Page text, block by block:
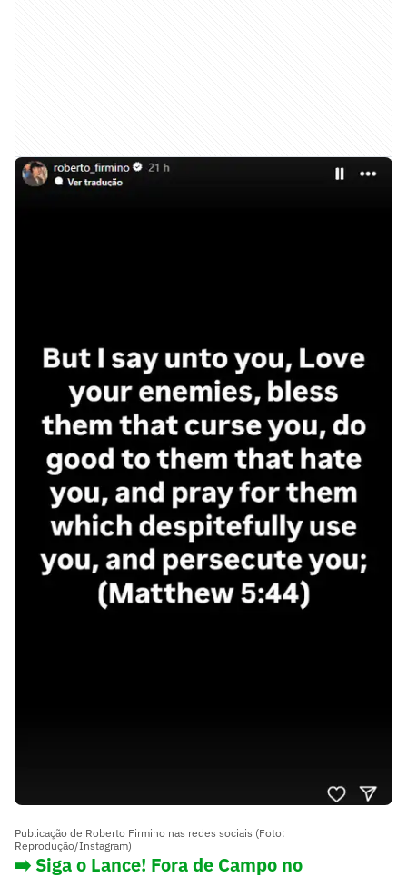
Publicação de Roberto Firmino nas redes sociais (Foto:
Reprodução/Instagram)
➡️ Siga o Lance! Fora de Campo no